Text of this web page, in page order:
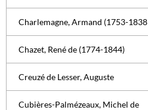
Charlemagne, Armand (1753-1838
Chazet, René de (1774-1844)
Creuzé de Lesser, Auguste
Cubières-Palmézeaux, Michel de